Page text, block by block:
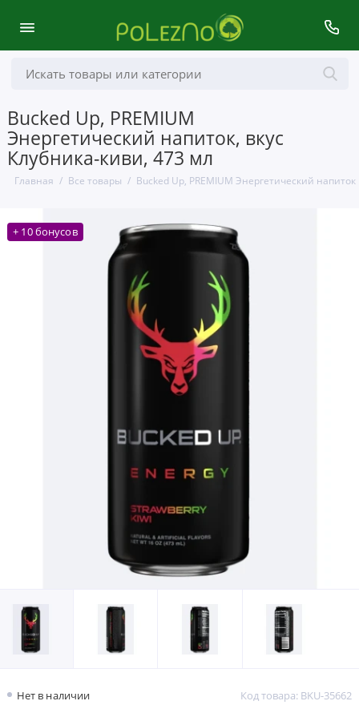
Bucked Up, PREMIUM
Энергетический напиток, вкус
Клубника-киви, 473 мл
Главная Все товары Bucked Up, PREMIUM Энергетический
+ 10 бонусов
Нет в наличии Код товара: BKU-35662